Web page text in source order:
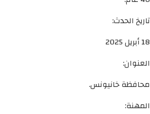
تاريخ الحدث:
18 أبريل 2025
العنوان:
محافظة خانيونس.
المهنة: